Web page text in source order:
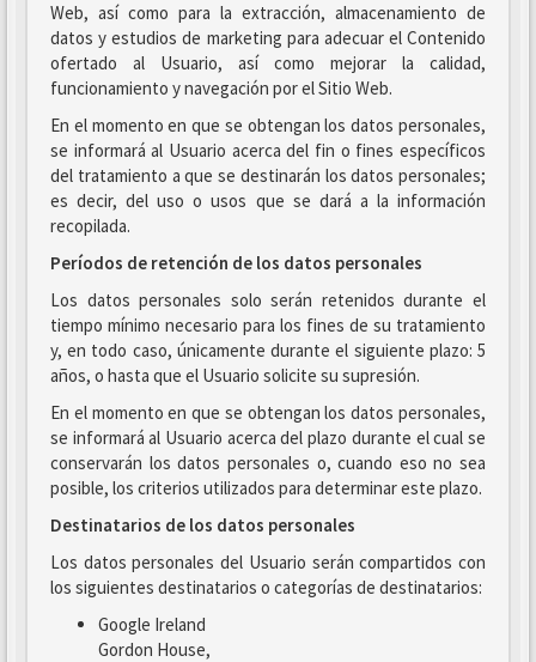
Web, así como para la extracción, almacenamiento de
datos y estudios de marketing para adecuar el Contenido
ofertado al Usuario, así como mejorar la calidad,
funcionamiento y navegación por el Sitio Web.
En el momento en que se obtengan los datos personales,
se informará al Usuario acerca del fin o fines específicos
del tratamiento a que se destinarán los datos personales;
es decir, del uso o usos que se dará a la información
recopilada.
Períodos de retención de los datos personales
Los datos personales solo serán retenidos durante el
tiempo mínimo necesario para los fines de su tratamiento
y, en todo caso, únicamente durante el siguiente plazo: 5
años, o hasta que el Usuario solicite su supresión.
En el momento en que se obtengan los datos personales,
se informará al Usuario acerca del plazo durante el cual se
conservarán los datos personales o, cuando eso no sea
posible, los criterios utilizados para determinar este plazo.
Destinatarios de los datos personales
Los datos personales del Usuario serán compartidos con
los siguientes destinatarios o categorías de destinatarios:
Google Ireland
Gordon House,